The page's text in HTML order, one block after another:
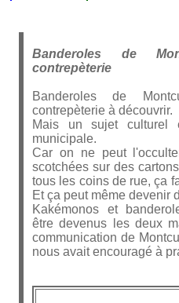
Banderoles de
contrepèterie
Banderoles de
contrepèterie à découvrir.
Mais un sujet culturel
municipale.
Car on ne peut
scotchées sur des
tous les coins de rue, ça
Et ça peut même devenir
Kakémonos et
être devenus les deux
communication de
nous avait encouragé à